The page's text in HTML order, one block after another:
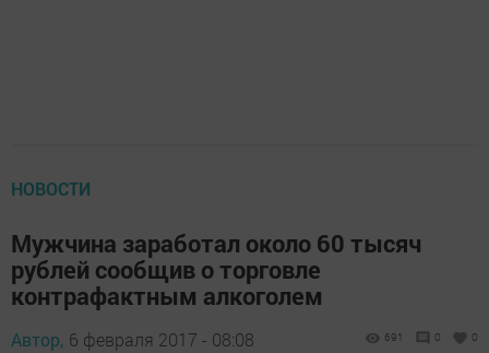
НОВОСТИ
Мужчина заработал около 60 тысяч
рублей сообщив о торговле
контрафактным алкоголем
Автор, 6 февраля 2017 - 08:08 691 0 0